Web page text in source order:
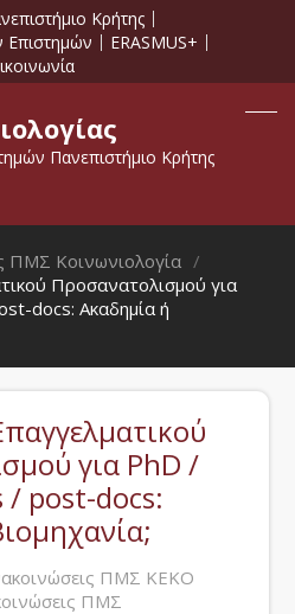
Κρήτης
Επιστημών
ERASMUS+
Πανεπιστήμιο Κρήτης
ΠΜΣ Κοινωνιολογία
Προσανατολισμού για
docs: Ακαδημία ή
για PhD /
/ post-docs:
ΠΜΣ ΚΕΚΟ
ΠΜΣ